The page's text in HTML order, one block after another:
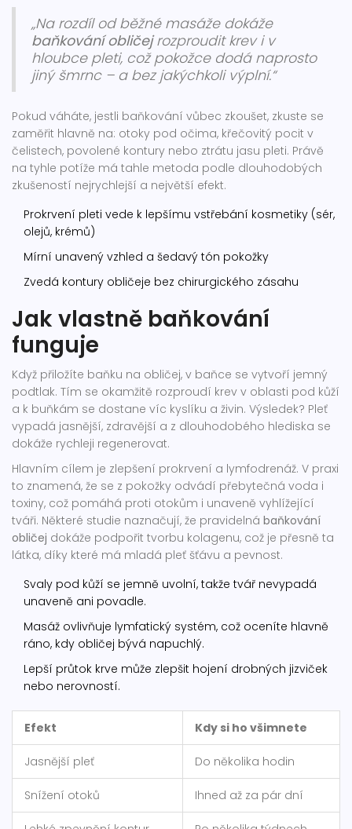
„Na rozdíl od běžné masáže dokáže
baňkování obličejrozproudit krev i v
hloubce pleti, což pokožce dodá naprosto
jiný šmrnc – a bez jakýchkoli výplní.“
Pokud váháte, jestli baňkování vůbec zkoušet, zkuste se
zaměřit hlavně na: otoky pod očima, křečovitý pocit v
čelistech, povolené kontury nebo ztrátu jasu pleti. Právě
na tyhle potíže má tahle metoda podle dlouhodobých
zkušeností nejrychlejší a největší efekt.
Prokrvení pleti vede k lepšímu vstřebání kosmetiky (sér,
olejů, krémů)
Mírní unavený vzhled a šedavý tón pokožky
Zvedá kontury obličeje bez chirurgického zásahu
Jak vlastně baňkování
funguje
Když přiložíte baňku na obličej, v baňce se vytvoří jemný
podtlak. Tím se okamžitě rozproudí krev v oblasti pod kůží
a k buňkám se dostane víc kyslíku a živin. Výsledek? Pleť
vypadá jasnější, zdravější a z dlouhodobého hlediska se
dokáže rychleji regenerovat.
Hlavním cílem je zlepšení prokrvení a lymfodrenáž. V praxi
to znamená, že se z pokožky odvádí přebytečná voda i
toxiny, což pomáhá proti otokům i unaveně vyhlížející
tváři. Některé studie naznačují, že pravidelná baňkování
obličej dokáže podpořit tvorbu kolagenu, což je přesně ta
látka, díky které má mladá pleť šťávu a pevnost.
Svaly pod kůží se jemně uvolní, takže tvář nevypadá
unaveně ani povadle.
Masáž ovlivňuje lymfatický systém, což oceníte hlavně
ráno, kdy obličej bývá napuchlý.
Lepší průtok krve může zlepšit hojení drobných jizviček
nebo nerovností.
Efekt Kdy si ho všimnete
Jasnější pleť Do několika hodin
Snížení otoků Ihned až za pár dní